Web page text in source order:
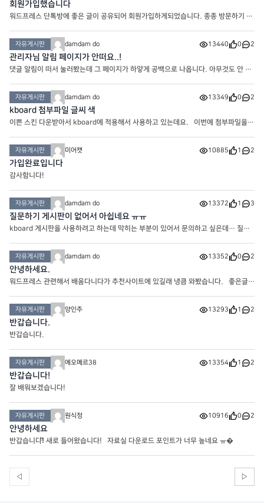
회원가입했습니다
워드프레스 단톡방에 좋은 글이 공유되어 회원가입하게되었습니다. 종종 방문하기 좋
자유게시판 damdam do 13440 0 2
관리자님 알림 페이지가 안떠요..!
댓글 알림이 떠서 눌러봤는데 그 페이지가 하얗게 공백으로 나옵니다. 아무것도 안 떠
자유게시판 damdam do 13349 0 2
kboard 첨부파일 글씨 색
이쁜 스킨 다운받아서 kboard에 적용해서 사용하고 있는데요. 이번에 첨부파일을
색으로 보여서 첨부파일이 있는지 없는지 확인이 안되네요
자유게시판 미어캣 10885 1 2
가입완료입니다
감사함니다!
자유게시판 damdam do 13372 1 3
질문하기 게시판이 없어서 아쉽네요 ㅠㅠ
kboard 게시판을 사용하려고 하는데 막히는 부분이 있어서 문의하고 싶은데… 질문
이상하게 파랑색 필터가 약하게 먹힌채로 올라가서… 어떻
자유게시판 damdam do 13352 0 2
안녕하세요.
워드프레스 관련해서 배움다니다가 추천사이트에 있길래 냉큼 와봤습니다. 좋은글
자유게시판 양인주 13293 1 2
반갑습니다.
반갑습니다.
자유게시판 에오메르38 13354 1 2
반갑습니다!
잘 배워보겠습니다!
자유게시판 원식정 10916 0 2
안녕하세요
반갑습니다!̆̈ 새로 들어왔습니다! 자료실 다운로드 포인트가 너무 높네요 ㅠ�
◁ ▷